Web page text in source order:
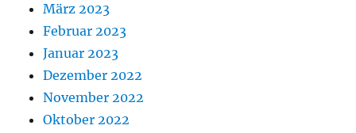
März 2023
Februar 2023
Januar 2023
Dezember 2022
November 2022
Oktober 2022